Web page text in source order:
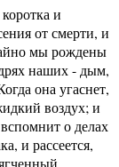
и
от смерти, и
мы рождены
наших - дым,
она угаснет,
воздух; и
о делах
и рассеется,